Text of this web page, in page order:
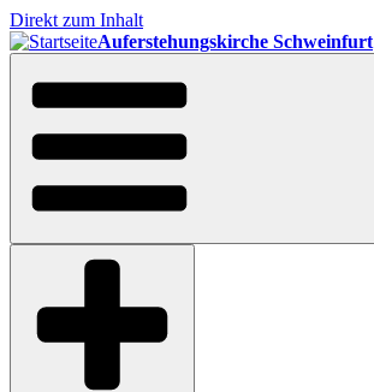
Direkt zum Inhalt
Auferstehungskirche Schweinfurt